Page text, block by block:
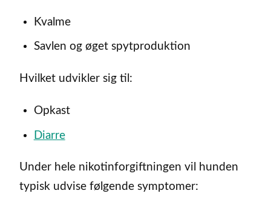
Kvalme
Savlen og øget spytproduktion
Hvilket udvikler sig til:
Opkast
Diarre
Under hele nikotinforgiftningen vil hunden
typisk udvise følgende symptomer: